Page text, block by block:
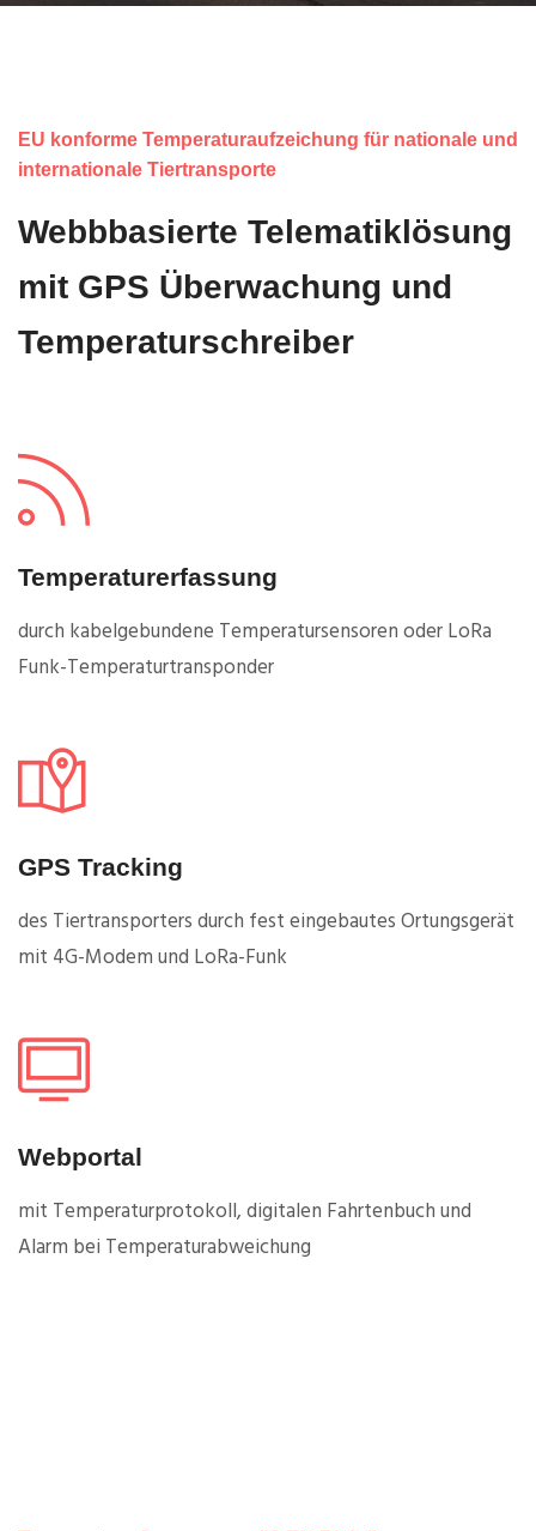
EU konforme Temperaturaufzeichung für nationale und
internationale Tiertransporte
Webbbasierte Telematiklösung
mit GPS Überwachung und
Temperaturschreiber
Temperaturerfassung
durch kabelgebundene Temperatursensoren oder LoRa
Funk-Temperaturtransponder
GPS Tracking
des Tiertransporters durch fest eingebautes Ortungsgerät
mit 4G-Modem und LoRa-Funk
Webportal
mit Temperaturprotokoll, digitalen Fahrtenbuch und
Alarm bei Temperaturabweichung